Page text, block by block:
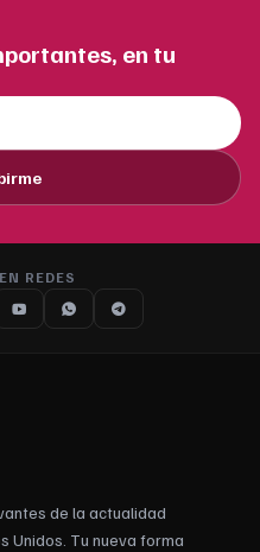
en tu
REDES
de la actualidad
Unidos. Tu nueva forma